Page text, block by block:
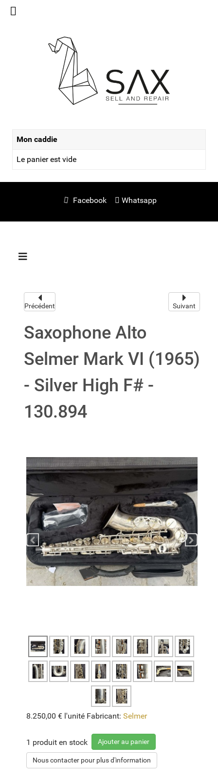
Mon caddie
Le panier est vide
Facebook Whatsapp
Précédent Suivant
Saxophone Alto
Selmer Mark VI (1965)
- Silver High F# -
130.894
8.250,00 € l'unité Fabricant: Selmer
1 produit en stock Ajouter au panier
Nous contacter pour plus d'information